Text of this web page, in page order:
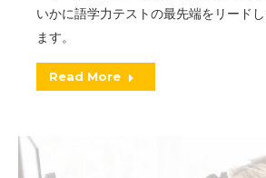
いかに語学力テストの最先端をリード
ます。
Read More